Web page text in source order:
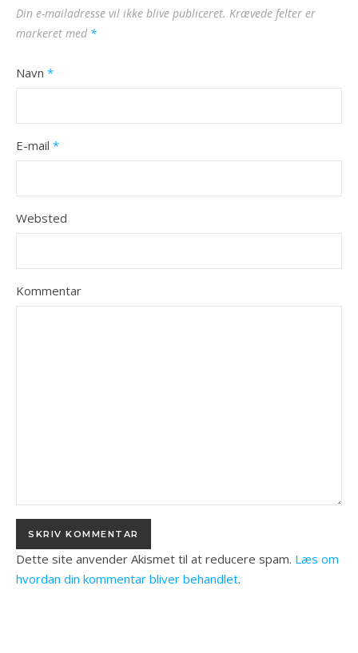
Din e-mailadresse vil ikke blive publiceret. Krævede felter er
markeret med *
Navn *
E-mail *
Websted
Kommentar
Dette site anvender Akismet til at reducere spam. Læs om
hvordan din kommentar bliver behandlet.